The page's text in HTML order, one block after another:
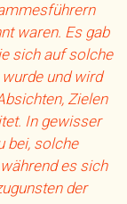
waren. Es gab
sich auf solche
und wird
Zielen
In gewisser
bei, solche
es sich
der